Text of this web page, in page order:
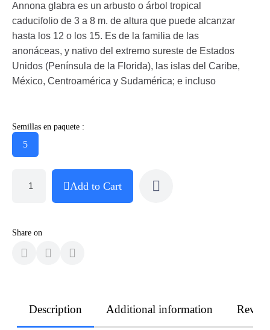
Annona glabra es un arbusto o árbol tropical
caducifolio de 3 a 8 m. de altura que puede alcanzar
hasta los 12 o los 15. Es de la familia de las
anonáceas, y nativo del extremo sureste de Estados
Unidos (Península de la Florida), las islas del Caribe,
México, Centroamérica y Sudamérica; e incluso
Semillas en paquete :
5
Add to Cart
Share on
Description Additional information